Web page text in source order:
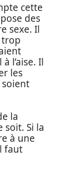
cette
des
sexe. Il
trop
l’aise. Il
les
soient
la
soit. Si la
à une
faut